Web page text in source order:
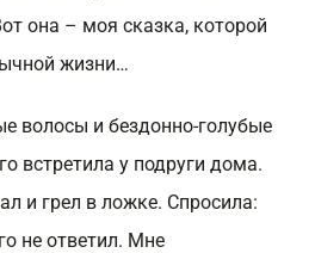
она – моя сказка, которой
жизни…
волосы и бездонно-голубые
встретила у подруги дома.
и грел в ложке. Спросила:
не ответил. Мне